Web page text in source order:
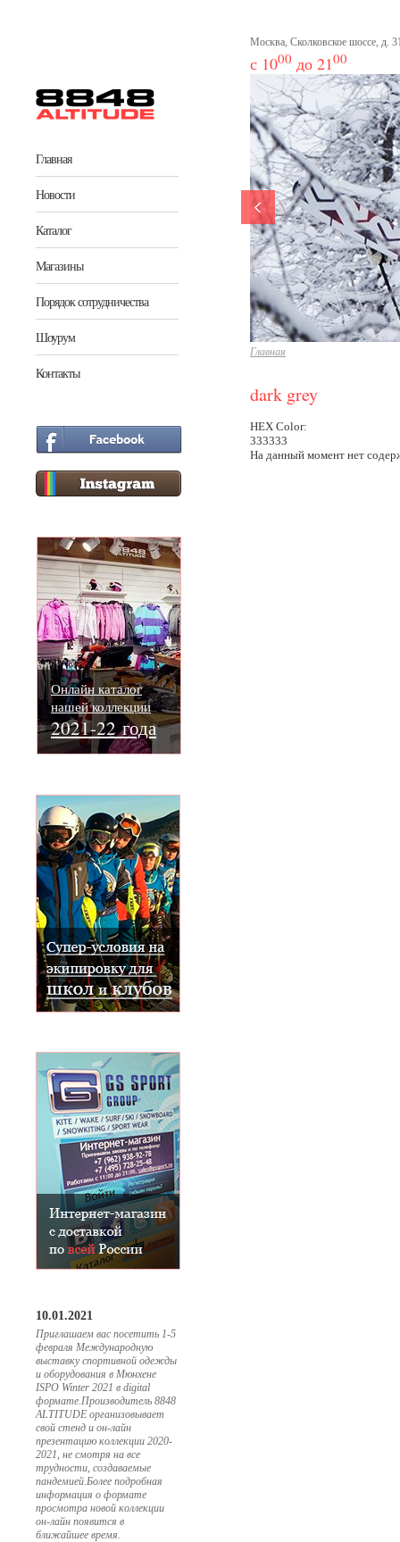
Главная
Новости
Каталог
Магазины
Порядок сотрудничества
Шоурум
Контакты
Онлайн каталог
нашей коллекции
2021-22 года
10.01.2021
Приглашаем вас посетить 1-5
февраля Международную
выставку спортивной одежды
и оборудования в Мюнхене
ISPO Winter 2021 в digital
формате.Производитель 8848
ALTITUDE организовывает
свой стенд и он-лайн
презентацию коллекции 2020-
2021, не смотря на все
трудности, создаваемые
пандемией.Более подробная
информация о формате
просмотра новой коллекции
он-лайн появится в
ближайшее время.
Москва, Сколковское шоссе, д.
с 1000 до 2100
Главная
dark grey
HEX Color:
333333
На данный момент нет